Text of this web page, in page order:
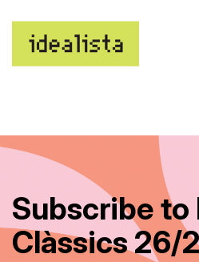
Subscribe to
Clàssics 26/